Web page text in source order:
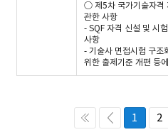
○ 제5차 국가기술자격
관한 사항
- SQF 자격 신설 및 시
사항
- 기술사 면접시험 구조
위한 출제기준 개편 등
1 2